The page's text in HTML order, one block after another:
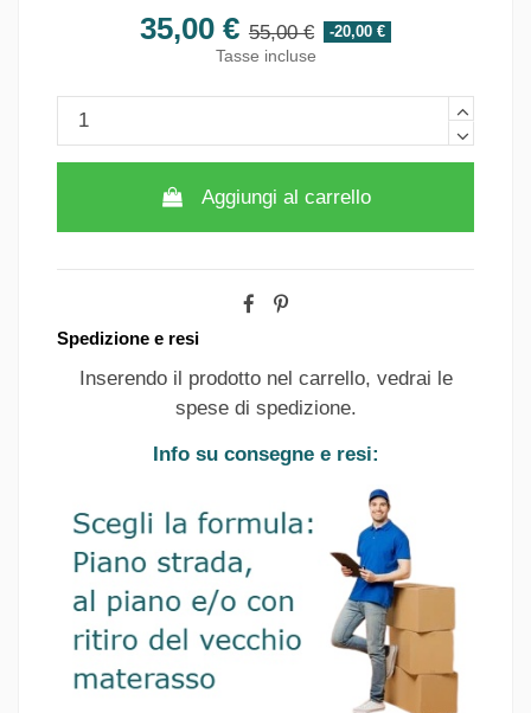
35,00 € 55,00 €
-20,00 €
Tasse incluse
Aggiungi al carrello
Spedizione e resi
Inserendo il prodotto nel carrello, vedrai le
spese di spedizione.
Info su consegne e resi: